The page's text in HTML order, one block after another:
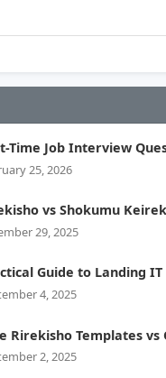
Time Job Interview
25, 2026
vs Shokumu
29, 2025
Guide to Landing IT
4, 2025
Rirekisho Templates vs
2, 2025